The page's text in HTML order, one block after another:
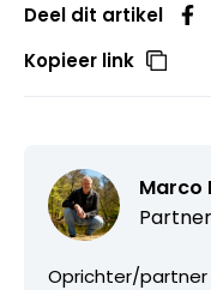
Deel dit artikel
Kopieer link
Marco
Oprichter/